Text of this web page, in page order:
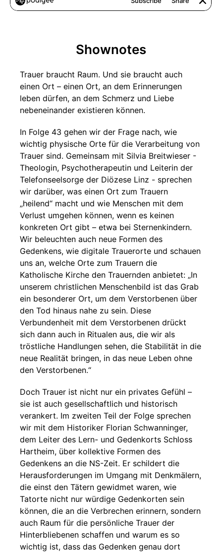
Shownotes
Trauer braucht Raum. Und sie braucht auch
einen Ort – einen Ort, an dem Erinnerungen
leben dürfen, an dem Schmerz und Liebe
nebeneinander existieren können.
In Folge 43 gehen wir der Frage nach, wie
wichtig physische Orte für die Verarbeitung von
Trauer sind. Gemeinsam mit Silvia Breitwieser -
Theologin, Psychotherapeutin und Leiterin der
Telefonseelsorge der Diözese Linz - sprechen
wir darüber, was einen Ort zum Trauern
„heilend“ macht und wie Menschen mit dem
Verlust umgehen können, wenn es keinen
konkreten Ort gibt – etwa bei Sternenkindern.
Wir beleuchten auch neue Formen des
Gedenkens, wie digitale Trauerorte und schauen
uns an, welche Orte zum Trauern die
Katholische Kirche den Trauernden anbietet: „In
unserem christlichen Menschenbild ist das Grab
ein besonderer Ort, um dem Verstorbenen über
den Tod hinaus nahe zu sein. Diese
Verbundenheit mit dem Verstorbenen drückt
sich dann auch in Ritualen aus, die wir als
tröstliche Handlungen sehen, die Stabilität in die
neue Realität bringen, in das neue Leben ohne
den Verstorbenen.“
Doch Trauer ist nicht nur ein privates Gefühl –
sie ist auch gesellschaftlich und historisch
verankert. Im zweiten Teil der Folge sprechen
wir mit dem Historiker Florian Schwanninger,
dem Leiter des Lern- und Gedenkorts Schloss
Hartheim, über kollektive Formen des
Gedenkens an die NS-Zeit. Er schildert die
Herausforderungen im Umgang mit Denkmälern,
die einst den Tätern gewidmet waren, wie
Tatorte nicht nur würdige Gedenkorten sein
können, die an die Verbrechen erinnern, sondern
auch Raum für die persönliche Trauer der
Hinterbliebenen schaffen und warum es so
wichtig ist, dass das Gedenken genau dort